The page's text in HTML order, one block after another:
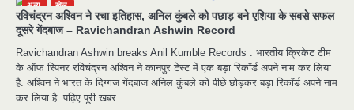
अन्य खेल
रविचंद्रन अश्विन ने रचा इतिहास, अनिल कुंबले को पछाड़ बने एशिया के सबसे सफल
दूसरे गेंदबाज – Ravichandran Ashwin Record
Ravichandran Ashwin breaks Anil Kumble Records : भारतीय क्रिकेट टीम
के ऑफ स्पिनर रविचंद्रन अश्विन ने कानपुर टेस्ट में एक बड़ा रिकॉर्ड अपने नाम कर लिया
है. अश्विन ने भारत के दिग्गज गेंदबाज अनिल कुंबले को पीछे छोड़कर बड़ा रिकॉर्ड अपने नाम
कर लिया है. पढ़िए पूरी खबर..
3 राजधानी में डबल मर्डर, 3 माह में 15 मर्डर
news
चीन में नए वायरस ने मचाई तबाही.. इमरजेंसी !